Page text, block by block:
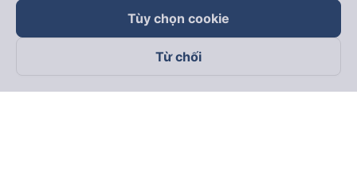
Theo dõi chúng tôi trên
Tùy chọn cookie
Từ chối